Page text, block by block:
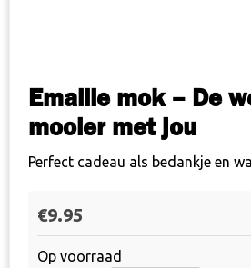
Emaille mok – De
mooier met jou
Perfect cadeau als bedankje en
€9.95
Op voorraad